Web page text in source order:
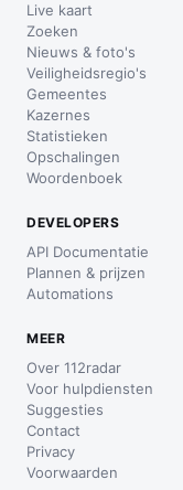
Live kaart
Zoeken
Nieuws & foto's
Veiligheidsregio's
Gemeentes
Kazernes
Statistieken
Opschalingen
Woordenboek
DEVELOPERS
API Documentatie
Plannen & prijzen
Automations
MEER
Over 112radar
Voor hulpdiensten
Suggesties
Contact
Privacy
Voorwaarden